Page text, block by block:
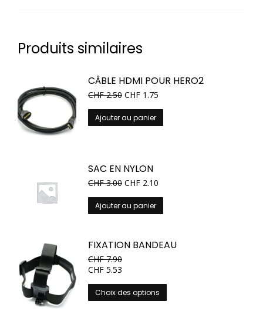
Produits similaires
CÂBLE HDMI POUR HERO2
CHF2.50 CHF 1.75
Ajouter au panier
SAC EN NYLON
CHF3.00 CHF 2.10
Ajouter au panier
FIXATION BANDEAU
CHF7.90
CHF 5.53
Choix des options
produit